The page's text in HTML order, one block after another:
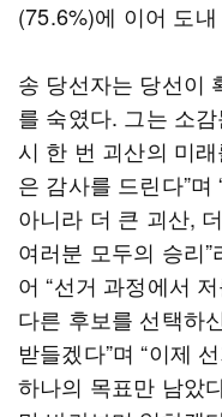
(75.6%)에 이어 도
송 당선자는 당선이
를 숙였다. 그는 소
시 한 번 괴산의 미
은 감사를 드린다”
아니라 더 큰 괴산,
여러분 모두의 승리
어 “선거 과정에서
다른 후보를 선택하
받들겠다”며 “이제
하나의 목표만 남았